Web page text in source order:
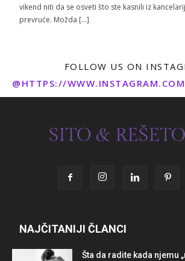
vikend niti da se osveti što ste kasnili iz
prevruće. Možda […]
FOLLOW US ON
NAJČITANIJI ČLANCI
Šta da radite kada njemu